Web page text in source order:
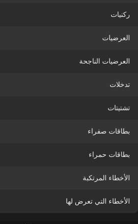
ركنيات
العرضيات
العرضيات الناجحة
تدخلات
تشتيتات
بطاقات صفراء
بطاقات حمراء
الأخطاء المرتكبة
الأخطاء التي تعرض لها